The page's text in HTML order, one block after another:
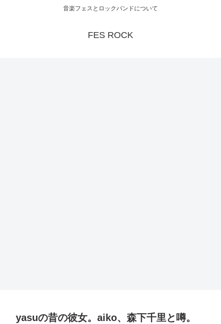
音楽フェスとロックバンドについて
FES ROCK
yasuの昔の彼女。aiko、森下千里と噂。